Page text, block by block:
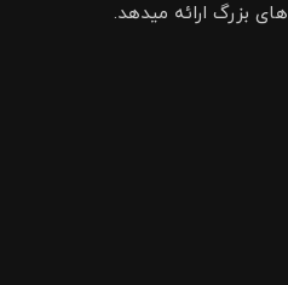
بزرگ ارائه میدهد.